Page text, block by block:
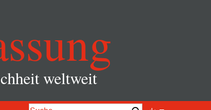
weltweit